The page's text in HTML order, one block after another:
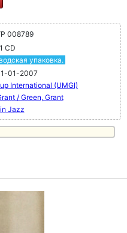
008789
1 CD
упаковка.
01-2007
International (UMGI)
/ Green, Grant
Jazz